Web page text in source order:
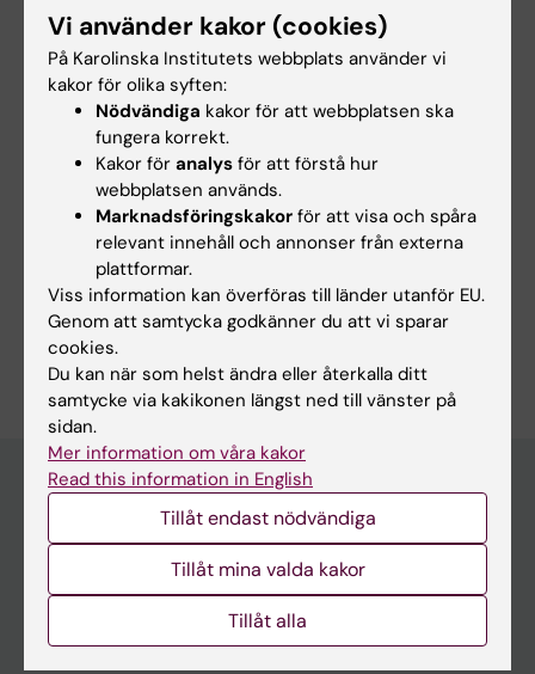
Fysiologi och anatomi
Neurovetenskaper
Innehållsgranskare:
Tibor Harkany
Redaktör:
Charlotte Brandt
Sidan uppdaterad:2026-06-16
Forskning
Vi använder kakor (cookies)
På Karolinska Institutets webbplats använder vi
kakor för olika syften:
Nödvändiga kakor för att webbplatsen ska
fungera korrekt.
Kakor för analys för att förstå hur
webbplatsen används.
Marknadsföringskakor för att visa och spåra
relevant innehåll och annonser från externa
plattformar.
Viss information kan överföras till länder utanför EU.
Genom att samtycka godkänner du att vi sparar
cookies.
Du kan när som helst ändra eller återkalla ditt
samtycke via kakikonen längst ned till vänster på
sidan.
Mer information om våra kakor
Read this information in English
Tillåt endast nödvändiga
Tillåt mina valda kakor
Tillåt alla